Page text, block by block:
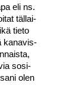
eli ns.
täl­lai­
tie­to
kana­vis­
sosi­
olen